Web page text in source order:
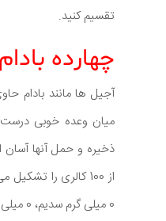
تقسیم کنید.
چهارده بادام
آجیل ها مانند بادام
میان وعده خوبی درست
ذخیره و حمل آنها آسان
0 میلی گرم سدیم، 0 میلی گرم کلسترول).